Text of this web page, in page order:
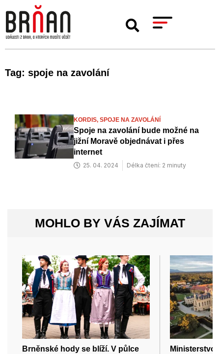
Tag: spoje na zavolání
KORDIS, SPOJE NA ZAVOLÁNÍ
Spoje na zavolání bude možné na
jižní Moravě objednávat i přes
internet
25. 04. 2024 Délka čtení: 2 minuty
MOHLO BY VÁS ZAJÍMAT
Brněnské hody se blíží. V půlce
Ministerstvo